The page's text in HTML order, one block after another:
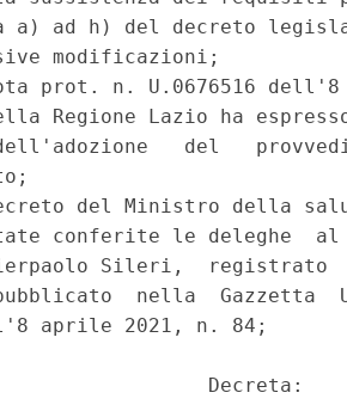
a) ad h) del decreto
modificazioni;
prot. n. U.0676516
Regione Lazio ha
del
del Ministro della
conferite le deleghe
Sileri,  registrato
nella  Gazzetta
aprile 2021, n. 84;
Decreta: